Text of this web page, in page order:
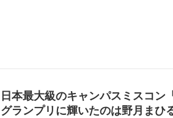
日本最大級のキャンパスミスコン
グランプリに輝いたのは野月まひ